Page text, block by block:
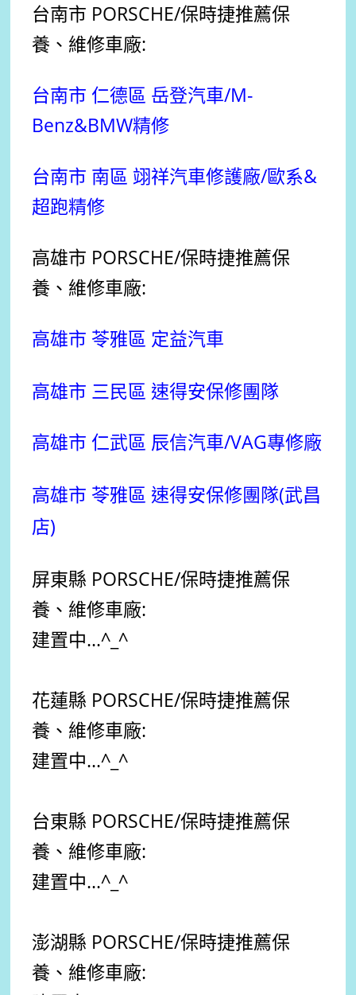
台南市 PORSCHE/保時捷推薦保
養、維修車廠:
台南市 仁德區 岳登汽車/M-
Benz&BMW精修
台南市 南區 翊祥汽車修護廠/歐系&
超跑精修
高雄市 PORSCHE/保時捷推薦保
養、維修車廠:
高雄市 苓雅區 定益汽車
高雄市 三民區 速得安保修團隊
高雄市 仁武區 辰信汽車/VAG專修廠
高雄市 苓雅區 速得安保修團隊(武昌
店)
屏東縣 PORSCHE/保時捷推薦保
養、維修車廠:
建置中...^_^
花蓮縣 PORSCHE/保時捷推薦保
養、維修車廠:
建置中...^_^
台東縣 PORSCHE/保時捷推薦保
養、維修車廠:
建置中...^_^
澎湖縣 PORSCHE/保時捷推薦保
養、維修車廠: